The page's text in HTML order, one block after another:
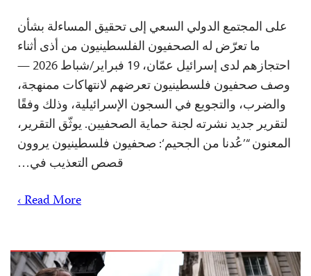
على المجتمع الدولي السعي إلى تحقيق المساءلة بشأن
ما تعرّض له الصحفيون الفلسطينيون من أذى أثناء
احتجازهم لدى إسرائيل عمّان، 19 فبراير/شباط 2026 —
وصف صحفيون فلسطينيون تعرضهم لانتهاكات ممنهجة،
والضرب، والتجويع في السجون الإسرائيلية، وذلك وفقًا
لتقرير جديد نشرته لجنة حماية الصحفيين. يوثّق التقرير،
المعنون “’عُدنا من الجحيم‘: صحفيون فلسطينيون يروون
قصص التعذيب في…
Read More ›